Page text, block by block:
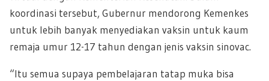
koordinasi tersebut, Gubernur mendorong Kemenkes
untuk lebih banyak menyediakan vaksin untuk kaum
remaja umur 12-17 tahun dengan jenis vaksin sinovac.
“Itu semua supaya pembelajaran tatap muka bisa